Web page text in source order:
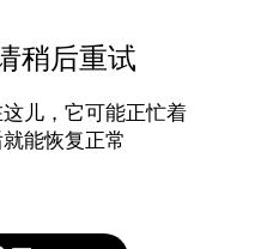
稍后重试
儿，它可能正忙着
能恢复正常